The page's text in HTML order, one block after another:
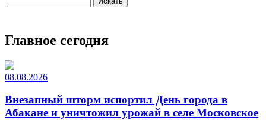
Главное сегодня
08.08.2026
Внезапный шторм испортил День города в
Абакане и уничтожил урожай в селе Московское